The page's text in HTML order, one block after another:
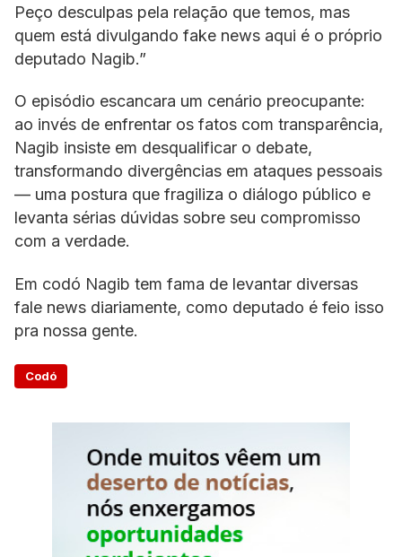
Peço desculpas pela relação que temos, mas
quem está divulgando fake news aqui é o próprio
deputado Nagib.”
O episódio escancara um cenário preocupante:
ao invés de enfrentar os fatos com transparência,
Nagib insiste em desqualificar o debate,
transformando divergências em ataques pessoais
— uma postura que fragiliza o diálogo público e
levanta sérias dúvidas sobre seu compromisso
com a verdade.
Em codó Nagib tem fama de levantar diversas
fale news diariamente, como deputado é feio isso
pra nossa gente.
Codó